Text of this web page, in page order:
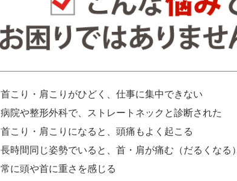
首こり・肩こりがひどく、仕事に集中できない
病院や整形外科で、ストレートネックと診断された
首こり・肩こりになると、頭痛もよく起こる
長時間同じ姿勢でいると、首・肩が痛む（だるくなる）
常に頭や首に重さを感じる